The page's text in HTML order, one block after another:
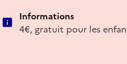
Informations
4€, gratuit pour les